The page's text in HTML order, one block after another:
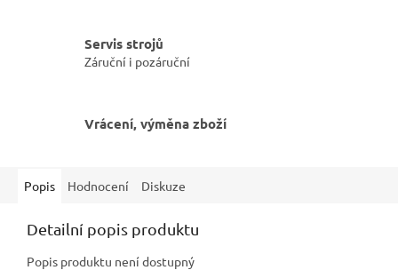
Servis strojů
Záruční i pozáruční
Vrácení, výměna zboží
Popis Hodnocení Diskuze
Detailní popis produktu
Popis produktu není dostupný